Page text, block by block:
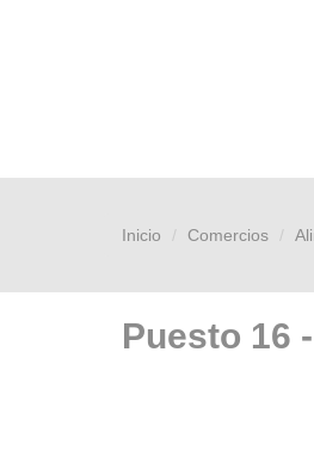
Inicio Comercios
Puesto 16